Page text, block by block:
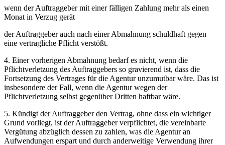
wenn der Auftraggeber mit einer fälligen Zahlung mehr als einen
Monat in Verzug gerät
der Auftraggeber auch nach einer Abmahnung schuldhaft gegen
eine vertragliche Pflicht verstößt.
4. Einer vorherigen Abmahnung bedarf es nicht, wenn die
Pflichtverletzung des Auftraggebers so gravierend ist, dass die
Fortsetzung des Vertrages für die Agentur unzumutbar wäre. Das ist
insbesondere der Fall, wenn die Agentur wegen der
Pflichtverletzung selbst gegenüber Dritten haftbar wäre.
5. Kündigt der Auftraggeber den Vertrag, ohne dass ein wichtiger
Grund vorliegt, ist der Auftraggeber verpflichtet, die vereinbarte
Vergütung abzüglich dessen zu zahlen, was die Agentur an
Aufwendungen erspart und durch anderweitige Verwendung ihrer